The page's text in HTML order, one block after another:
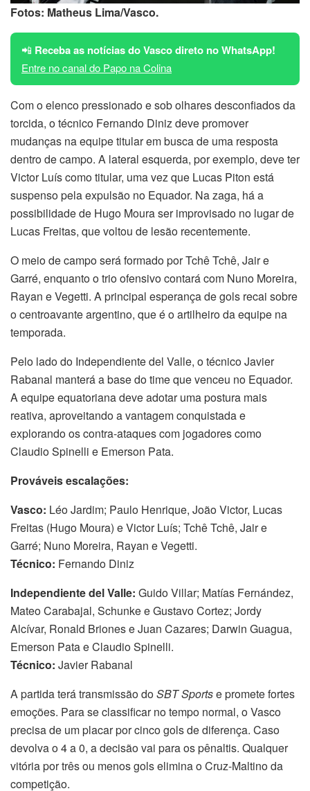
Fotos: Matheus Lima/Vasco.
📲 Receba as notícias do Vasco direto no WhatsApp!
Entre no canal do Papo na Colina
Com o elenco pressionado e sob olhares desconfiados da
torcida, o técnico Fernando Diniz deve promover
mudanças na equipe titular em busca de uma resposta
dentro de campo. A lateral esquerda, por exemplo, deve ter
Victor Luís como titular, uma vez que Lucas Piton está
suspenso pela expulsão no Equador. Na zaga, há a
possibilidade de Hugo Moura ser improvisado no lugar de
Lucas Freitas, que voltou de lesão recentemente.
O meio de campo será formado por Tchê Tchê, Jair e
Garré, enquanto o trio ofensivo contará com Nuno Moreira,
Rayan e Vegetti. A principal esperança de gols recai sobre
o centroavante argentino, que é o artilheiro da equipe na
temporada.
Pelo lado do Independiente del Valle, o técnico Javier
Rabanal manterá a base do time que venceu no Equador.
A equipe equatoriana deve adotar uma postura mais
reativa, aproveitando a vantagem conquistada e
explorando os contra-ataques com jogadores como
Claudio Spinelli e Emerson Pata.
Prováveis escalações:
Vasco: Léo Jardim; Paulo Henrique, João Victor, Lucas
Freitas (Hugo Moura) e Victor Luís; Tchê Tchê, Jair e
Garré; Nuno Moreira, Rayan e Vegetti.
Técnico: Fernando Diniz
Independiente del Valle: Guido Villar; Matías Fernández,
Mateo Carabajal, Schunke e Gustavo Cortez; Jordy
Alcívar, Ronald Briones e Juan Cazares; Darwin Guagua,
Emerson Pata e Claudio Spinelli.
Técnico: Javier Rabanal
A partida terá transmissão doSBT Sportse promete fortes
emoções. Para se classificar no tempo normal, o Vasco
precisa de um placar por cinco gols de diferença. Caso
devolva o 4 a 0, a decisão vai para os pênaltis. Qualquer
vitória por três ou menos gols elimina o Cruz-Maltino da
competição.